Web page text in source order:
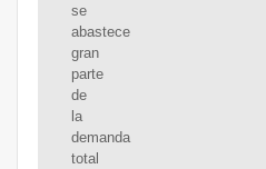
se
abastece
gran
parte
de
la
demanda
total